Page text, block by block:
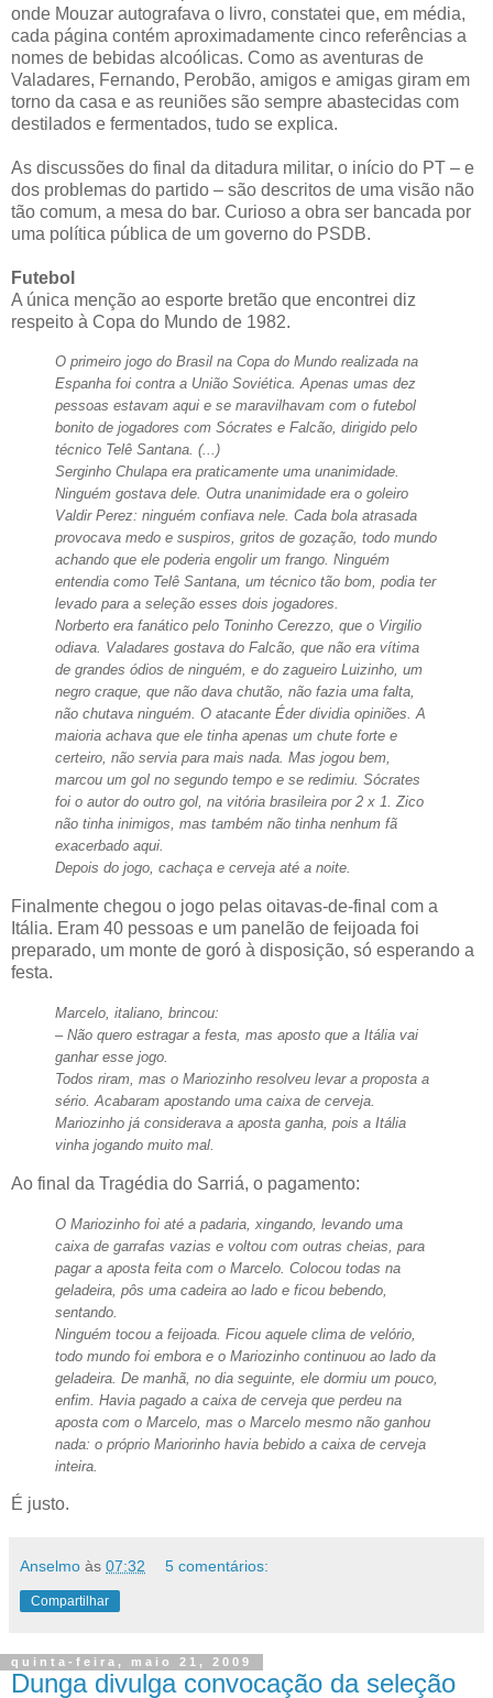
onde Mouzar autografava o livro, constatei que, em média,
cada página contém aproximadamente cinco referências a
nomes de bebidas alcoólicas. Como as aventuras de
Valadares, Fernando, Perobão, amigos e amigas giram em
torno da casa e as reuniões são sempre abastecidas com
destilados e fermentados, tudo se explica.
As discussões do final da ditadura militar, o início do PT – e
dos problemas do partido – são descritos de uma visão não
tão comum, a mesa do bar. Curioso a obra ser bancada por
uma política pública de um governo do PSDB.
Futebol
A única menção ao esporte bretão que encontrei diz
respeito à Copa do Mundo de 1982.
O primeiro jogo do Brasil na Copa do Mundo realizada na
Espanha foi contra a União Soviética. Apenas umas dez
pessoas estavam aqui e se maravilhavam com o futebol
bonito de jogadores com Sócrates e Falcão, dirigido pelo
técnico Telê Santana. (...)
Serginho Chulapa era praticamente uma unanimidade.
Ninguém gostava dele. Outra unanimidade era o goleiro
Valdir Perez: ninguém confiava nele. Cada bola atrasada
provocava medo e suspiros, gritos de gozação, todo mundo
achando que ele poderia engolir um frango. Ninguém
entendia como Telê Santana, um técnico tão bom, podia ter
levado para a seleção esses dois jogadores.
Norberto era fanático pelo Toninho Cerezzo, que o Virgilio
odiava. Valadares gostava do Falcão, que não era vítima
de grandes ódios de ninguém, e do zagueiro Luizinho, um
negro craque, que não dava chutão, não fazia uma falta,
não chutava ninguém. O atacante Éder dividia opiniões. A
maioria achava que ele tinha apenas um chute forte e
certeiro, não servia para mais nada. Mas jogou bem,
marcou um gol no segundo tempo e se redimiu. Sócrates
foi o autor do outro gol, na vitória brasileira por 2 x 1. Zico
não tinha inimigos, mas também não tinha nenhum fã
exacerbado aqui.
Depois do jogo, cachaça e cerveja até a noite.
Finalmente chegou o jogo pelas oitavas-de-final com a
Itália. Eram 40 pessoas e um panelão de feijoada foi
preparado, um monte de goró à disposição, só esperando a
festa.
Marcelo, italiano, brincou:
– Não quero estragar a festa, mas aposto que a Itália vai
ganhar esse jogo.
Todos riram, mas o Mariozinho resolveu levar a proposta a
sério. Acabaram apostando uma caixa de cerveja.
Mariozinho já considerava a aposta ganha, pois a Itália
vinha jogando muito mal.
Ao final da Tragédia do Sarriá, o pagamento:
O Mariozinho foi até a padaria, xingando, levando uma
caixa de garrafas vazias e voltou com outras cheias, para
pagar a aposta feita com o Marcelo. Colocou todas na
geladeira, pôs uma cadeira ao lado e ficou bebendo,
sentando.
Ninguém tocou a feijoada. Ficou aquele clima de velório,
todo mundo foi embora e o Mariozinho continuou ao lado da
geladeira. De manhã, no dia seguinte, ele dormiu um pouco,
enfim. Havia pagado a caixa de cerveja que perdeu na
aposta com o Marcelo, mas o Marcelo mesmo não ganhou
nada: o próprio Mariorinho havia bebido a caixa de cerveja
inteira.
É justo.
Anselmo às 07:32 5 comentários:
Compartilhar
quinta-feira, maio 21, 2009
Dunga divulga convocação da seleção